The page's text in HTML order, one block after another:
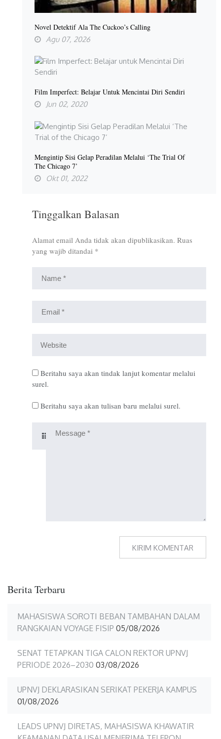
Novel Detektif Ala The Cuckoo’s Calling
Agu 07, 2026
Film Imperfect: Belajar Untuk Mencintai Diri Sendiri
Jun 02, 2020
Mengintip Sisi Gelap Peradilan Melalui ‘The Trial Of
The Chicago 7’
Okt 01, 2022
Tinggalkan Balasan
Alamat email Anda tidak akan dipublikasikan. Ruas
yang wajib ditandai *
Beritahu saya akan tindak lanjut komentar melalui
surel.
Beritahu saya akan tulisan baru melalui surel.
Berita Terbaru
MAHASISWA SOROTI BEBAN TAMBAHAN DALAM
RANGKAIAN VOYAGE FISIP 05/08/2026
SENAT TETAPKAN TIGA CALON REKTOR UPNVJ
PERIODE 2026–2030 03/08/2026
UPNVJ DEKLARASIKAN SERIKAT PEKERJA KAMPUS
01/08/2026
LEADS UPNVJ DIRETAS, MAHASISWA KHAWATIR